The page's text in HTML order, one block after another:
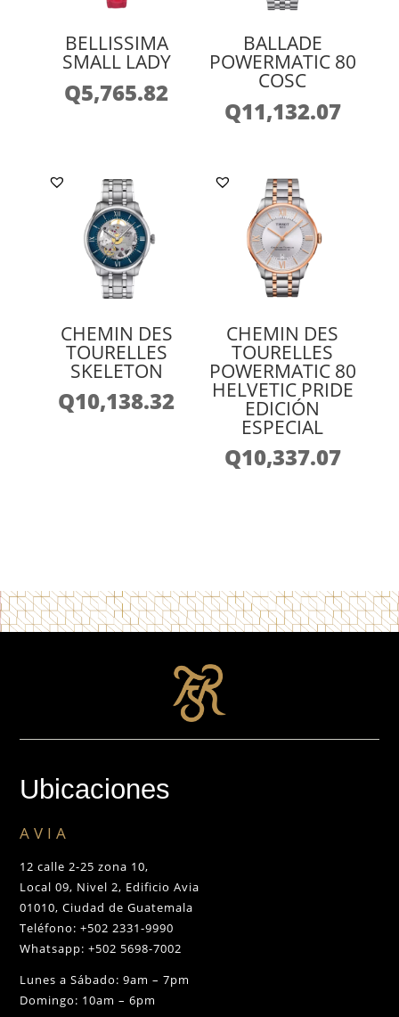
BELLISSIMA
SMALL LADY
Q5,765.82
BALLADE
POWERMATIC 80
COSC
Q11,132.07
CHEMIN DES
TOURELLES
SKELETON
Q10,138.32
CHEMIN DES
TOURELLES
POWERMATIC 80
HELVETIC PRIDE
EDICIÓN
ESPECIAL
Q10,337.07
Ubicaciones
AVIA
12 calle 2-25 zona 10,
Local 09, Nivel 2, Edificio Avia
01010, Ciudad de Guatemala
Teléfono: +502 2331-9990
Whatsapp: +502 5698-7002
Lunes a Sábado: 9am – 7pm
Domingo: 10am – 6pm